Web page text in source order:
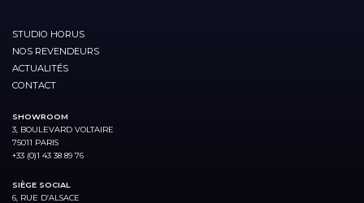
STUDIO HORUS
NOS REVENDEURS
ACTUALITÉS
CONTACT
SHOWROOM
3, BOULEVARD VOLTAIRE
75011 PARIS
+33 (0)1 43 38 89 76
SIÈGE SOCIAL
6, RUE D’ALSACE